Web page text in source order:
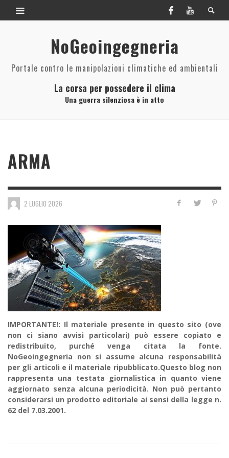
NoGeoingegneria
Portale contro le manipolazioni climatiche ed ambientali
La corsa per possedere il clima
Una guerra silenziosa è in atto
ARMA
2 LUGLIO 2026
IMPORTANTE!: Il materiale presente in questo sito (ove
non ci siano avvisi particolari) può essere copiato e
redistribuito, purché venga citata la fonte.
NoGeoingegneria non si assume alcuna responsabilità
per gli articoli e il materiale ripubblicato.Questo blog non
rappresenta una testata giornalistica in quanto viene
aggiornato senza alcuna periodicità. Non può pertanto
considerarsi un prodotto editoriale ai sensi della legge n.
62 del 7.03.2001.